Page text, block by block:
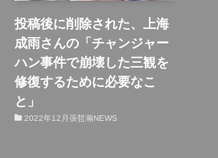
投稿後に削除された、上海
成雨さんの「チャンジャー
ハン事件で崩壊した三観を
修復するために必要なこ
と」
2022年12月張哲瀚NEWS